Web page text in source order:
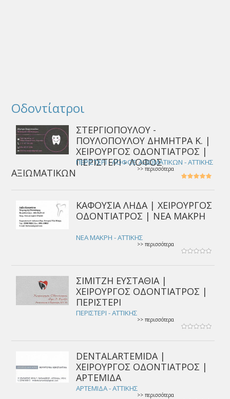
Οδοντίατροι
ΣΤΕΡΓΙΟΠΟΥΛΟΥ -
ΠΟΥΛΟΠΟΥΛΟΥ ΔΗΜΗΤΡΑ Κ. |
ΧΕΙΡΟΥΡΓΟΣ ΟΔΟΝΤΙΑΤΡΟΣ |
ΠΕΡΙΣΤΕΡΙ - ΛΟΦΟΣ
ΑΞΙΩΜΑΤΙΚΩΝ
ΠΕΡΙΣΤΕΡΙ - ΛΟΦΟΣ ΑΞΙΩΜΑΤΙΚΩΝ - ΑΤΤΙΚΗΣ
>> περισσότερα
ΚΑΦΟΥΣΙΑ ΛΗΔΑ | ΧΕΙΡΟΥΡΓΟΣ
ΟΔΟΝΤΙΑΤΡΟΣ | ΝΕΑ ΜΑΚΡΗ
ΝΕΑ ΜΑΚΡΗ - ΑΤΤΙΚΗΣ
>> περισσότερα
ΣΙΜΙΤΖΗ ΕΥΣΤΑΘΙΑ |
ΧΕΙΡΟΥΡΓΟΣ ΟΔΟΝΤΙΑΤΡΟΣ |
ΠΕΡΙΣΤΕΡΙ
ΠΕΡΙΣΤΕΡΙ - ΑΤΤΙΚΗΣ
>> περισσότερα
DENTALARTEMIDA |
ΧΕΙΡΟΥΡΓΟΣ ΟΔΟΝΤΙΑΤΡΟΣ |
ΑΡΤΕΜΙΔΑ
ΑΡΤΕΜΙΔΑ - ΑΤΤΙΚΗΣ
>> περισσότερα